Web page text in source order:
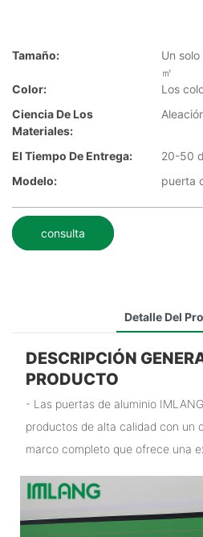
Tamaño:
Un
㎡
Color:
Los
Ciencia De Los
Materiales:
El Tiempo De Entrega:
20-50
Modelo:
puerta
consulta
Detalle Del
DESCRIPCIÓN
PRODUCTO
- Las puertas de aluminio
productos de alta calidad con un
marco completo que ofrece una